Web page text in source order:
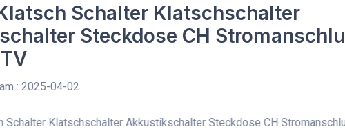
Schalter Klatschschalter
Steckdose CH
: 2025-04-02